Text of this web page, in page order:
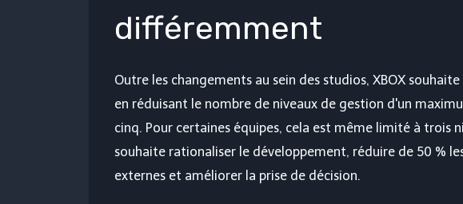
différemment
Outre les changements au sein des studios, XBOX
en réduisant le nombre de niveaux de gestion d'un
cinq. Pour certaines équipes, cela est même limité à trois
souhaite rationaliser le développement, réduire de 50 %
externes et améliorer la prise de décision.